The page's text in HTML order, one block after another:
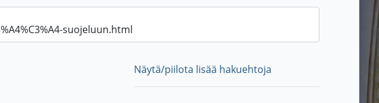
Näytä/piilota lisää hakuehtoja